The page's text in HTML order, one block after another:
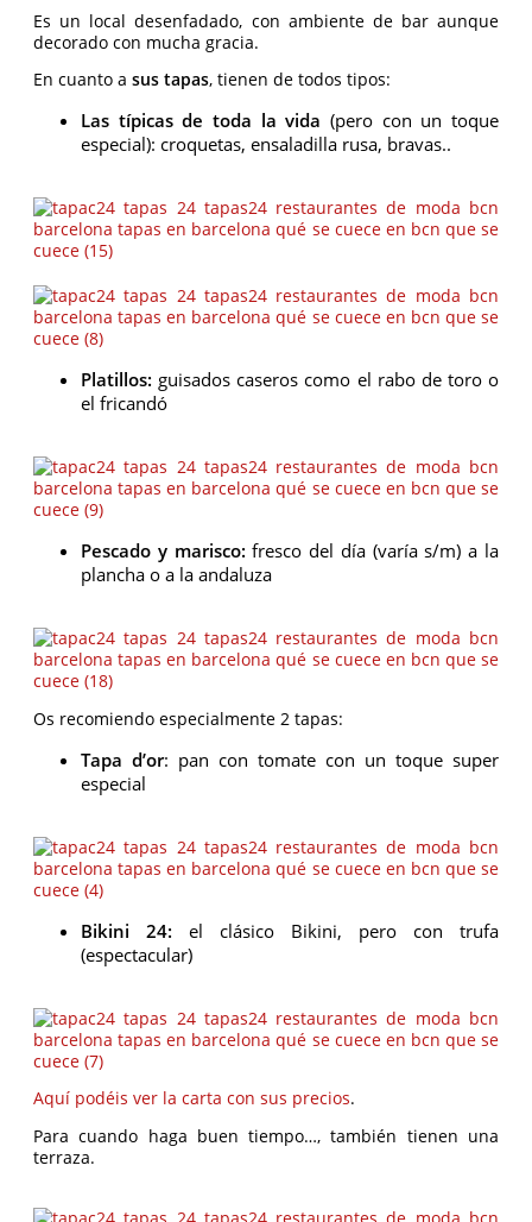
Es un local desenfadado, con ambiente de bar aunque
decorado con mucha gracia.
En cuanto a sus tapas, tienen de todos tipos:
Las típicas de toda la vida (pero con un toque
especial): croquetas, ensaladilla rusa, bravas..
Platillos: guisados caseros como el rabo de toro o
el fricandó
Pescado y marisco: fresco del día (varía s/m) a la
plancha o a la andaluza
Os recomiendo especialmente 2 tapas:
Tapa d’or: pan con tomate con un toque super
especial
Bikini 24: el clásico Bikini, pero con trufa
(espectacular)
Aquí podéis ver la carta con sus precios.
Para cuando haga buen tiempo…, también tienen una
terraza.